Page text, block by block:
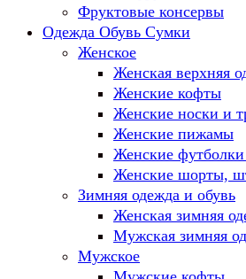
Фруктовые консервы
Одежда Обувь Сумки
Женское
Женская верхняя
Женские кофты
Женские носки и
Женские пижамы
Женские
Женские шорты,
Зимняя одежда и обувь
Женская зимняя
Мужская зимняя
Мужское